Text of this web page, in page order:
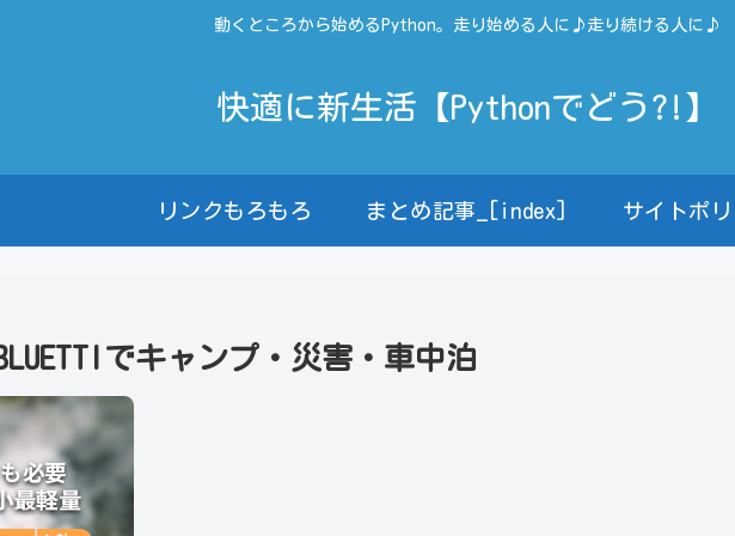
動くところから始めるPython。走り始める人に♪走り続ける人に♪
快適に新生活【Pythonでどう?!】
リンクもろもろ まとめ記事_[index] サイトポ
でキャンプ・災害・車中泊